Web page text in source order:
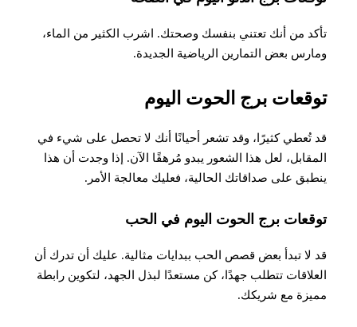
​​تأكد من أنك تعتني بنفسك وصحتك. اشرب الكثير من الماء،
ومارس بعض التمارين الرياضية الجديدة.
توقعات برج الحوت اليوم
قد تُعطي كثيرًا، وقد تشعر أحيانًا أنك لا تحصل على شيء في
المقابل، لعل هذا الشعور يبدو مُرهقًا الآن. إذا وجدت أن هذا
ينطبق على صداقاتك الحالية، فعليك معالجة الأمر .
توقعات برج الحوت اليوم في الحب
قد لا تبدأ بعض قصص الحب ببدايات مثالية. عليك أن تدرك أن
العلاقات تتطلب جهدًا، كن مستعدًا لبذل الجهد، لتكوين رابطة
مميزة مع شريكك.